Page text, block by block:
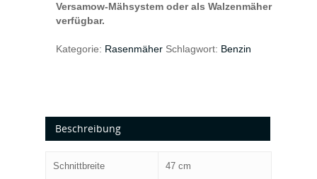
Versamow-Mähsystem oder als Walzenmäher
verfügbar.
Kategorie: Rasenmäher Schlagwort: Benzin
Beschreibung
Schnittbreite 47 cm